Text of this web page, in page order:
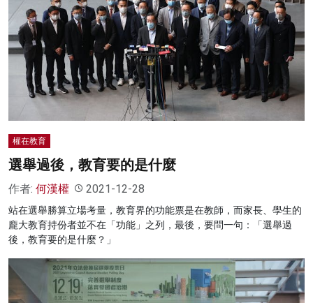
權在教育
選舉過後，教育要的是什麼
作者: 何漢權 2021-12-28
站在選舉勝算立場考量，教育界的功能票是在教師，而家長、學生的
龐大教育持份者並不在「功能」之列，最後，要問一句：「選舉過
後，教育要的是什麼？」